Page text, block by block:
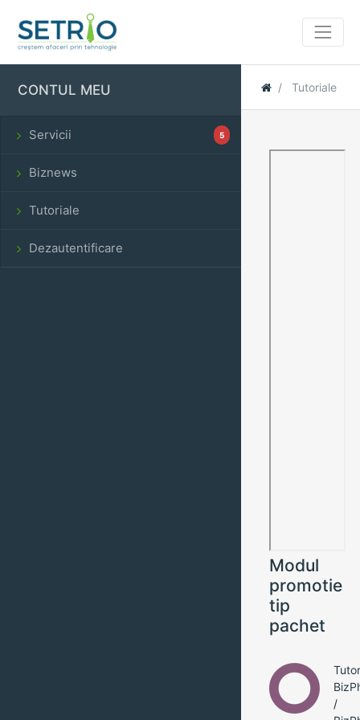
Tutoriale
CONTUL MEU
Servicii 5
Biznews
Tutoriale
Dezautentificare
Modul
promotie
tip
pachet
/